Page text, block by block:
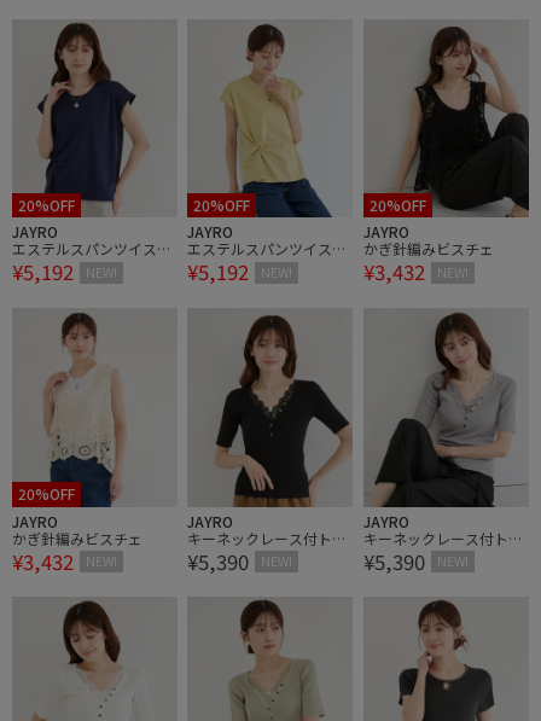
20%OFF
JAYRO
エステルスパンツイスト
プルオーバー
¥5,192 NEW!
20%OFF
JAYRO
エステルスパンツイスト
プルオーバー
¥5,192 NEW!
20%OFF
JAYRO
かぎ針編みビスチェ
¥3,432 NEW!
20%OFF
JAYRO
かぎ針編みビスチェ
¥3,432 NEW!
JAYRO
キーネックレース付トッ
プス
¥5,390 NEW!
JAYRO
キーネックレース付トッ
プス
¥5,390 NEW!